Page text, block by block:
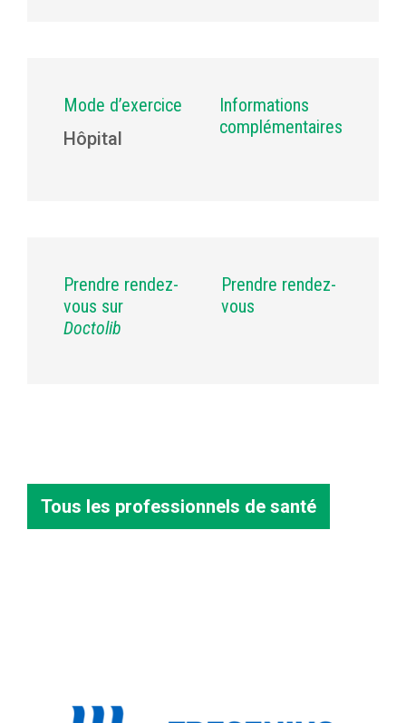
Mode d’exercice
Hôpital
Informations
complémentaires
Prendre rendez-
vous sur
Doctolib
Prendre rendez-
vous
Tous les professionnels de santé